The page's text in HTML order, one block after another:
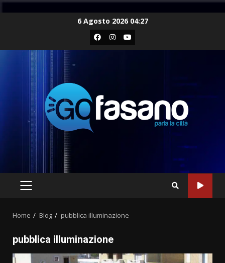
6 Agosto 2026 04:27
Facebook
Instagram
Youtube
PRIMARY
Home Blog pubblica illuminazione
pubblica illuminazione